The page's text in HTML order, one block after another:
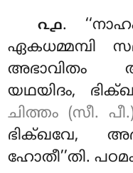
൨൧.
ഏകധമ്മമ്പി
അഭാവിതം
യഥയിദം,
ചിത്തം (സീ.
ഭിക്ഖവേ,
ഹോതീ’’തി.